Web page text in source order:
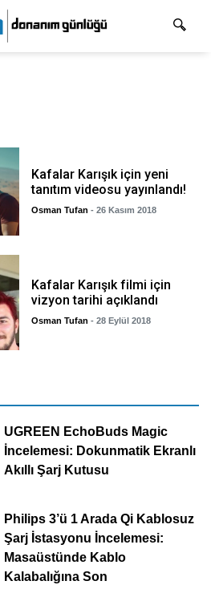
Kafalar Karışık için yeni
tanıtım videosu yayınlandı!
Osman Tufan - 26 Kasım 2018
Kafalar Karışık filmi için
vizyon tarihi açıklandı
Osman Tufan - 28 Eylül 2018
UGREEN EchoBuds Magic
İncelemesi: Dokunmatik Ekranlı
Akıllı Şarj Kutusu
Philips 3’ü 1 Arada Qi Kablosuz
Şarj İstasyonu İncelemesi:
Masaüstünde Kablo
Kalabalığına Son